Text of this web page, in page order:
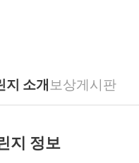
지 소개 보상게시판
지 정보